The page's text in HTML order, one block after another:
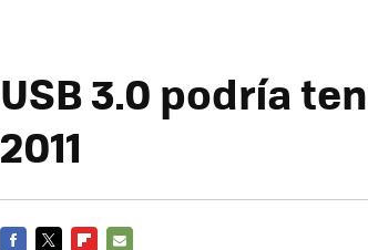
USB 3.0 podría
2011